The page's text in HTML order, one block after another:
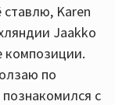
ставлю, Karen
Jaakko
композиции.
по
с